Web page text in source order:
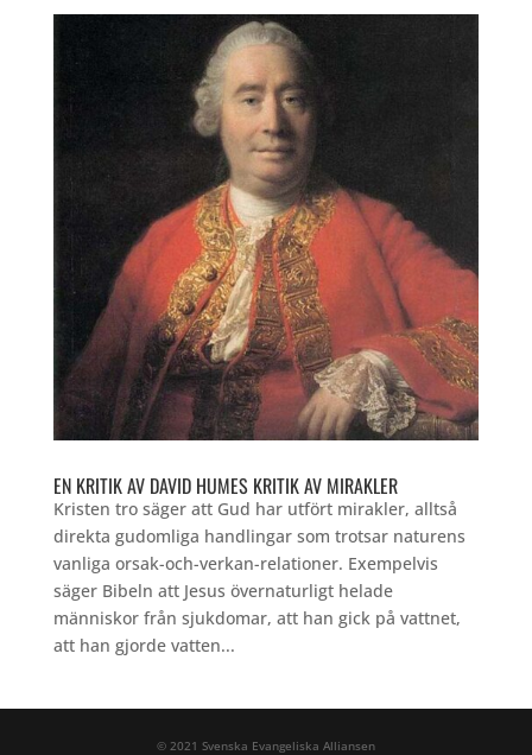
EN KRITIK AV DAVID HUMES KRITIK AV MIRAKLER
Kristen tro säger att Gud har utfört mirakler, alltså
direkta gudomliga handlingar som trotsar naturens
vanliga orsak-och-verkan-relationer. Exempelvis
säger Bibeln att Jesus övernaturligt helade
människor från sjukdomar, att han gick på vattnet,
att han gjorde vatten...
© 2021 Svenska Evangeliska Alliansen